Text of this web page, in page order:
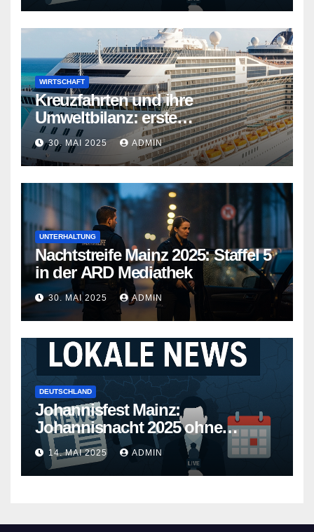
WIRTSCHAFT
Kreuzfahrten und ihre
Umweltbilanz: erste
Kreuzfahrtschiffe gehen neue
Wege
30. MAI 2025 ADMIN
UNTERHALTUNG
Nachtstreife Mainz 2025: Staffel 5
in der ARD Mediathek
30. MAI 2025 ADMIN
DEUTSCHLAND
Johannisfest Mainz:
Johannisnacht 2025 ohne
Feuerwerk
14. MAI 2025 ADMIN